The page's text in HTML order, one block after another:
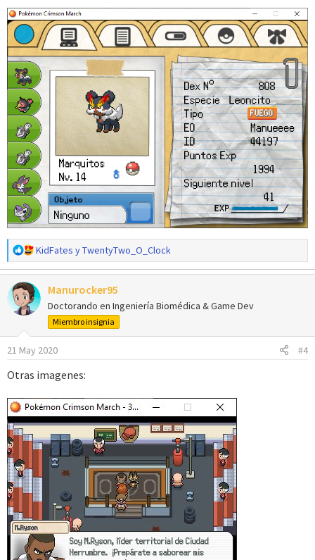
R
e
a
c
c
e
s
KidFates yTwentyTwo_O_Clock
Manurocker95
Doctorando en Ingeniería Biomédica & Game Dev
Miembro insignia
21 May 2020 #4
Otras imagenes: